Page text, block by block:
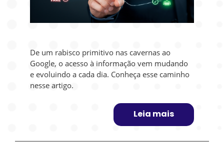
De um rabisco primitivo nas cavernas ao
Google, o acesso à informação vem mudando
e evoluindo a cada dia. Conheça esse caminho
nesse artigo.
Leia mais